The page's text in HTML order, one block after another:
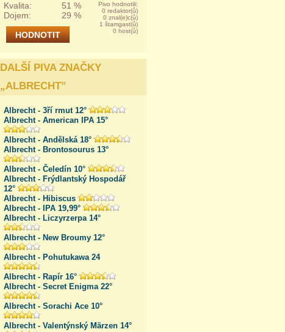
Kvalita: 51 %
Pivo hodnotili:
0 redaktor(ů)
0 znal(e)c(ů)
1 štamgast(ů)
0 host(ů)
Dojem: 29 %
DALŠÍ PIVA ZNAČKY
„ALBRECHT”
Albrecht - 3ří rmut 12°
Albrecht - American IPA 15°
Albrecht - Andělská 18°
Albrecht - Brontosourus 13°
Albrecht - Čeledín 10°
Albrecht - Frýdlantský Hospodář
12°
Albrecht - Hibiscus
Albrecht - IPA 19,99°
Albrecht - Liczyrzerpa 14°
Albrecht - New Broumy 12°
Albrecht - Pohutukawa 24
Albrecht - Rapír 16°
Albrecht - Secret Enigma 22°
Albrecht - Sorachi Ace 10°
Albrecht - Valentýnský Märzen 14°